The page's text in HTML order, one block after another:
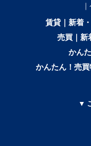
賃貸｜新着
売買｜新
かん
かんたん！売
▼